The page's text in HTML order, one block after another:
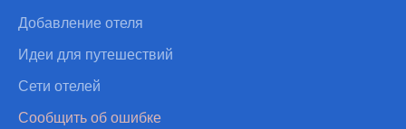
Добавление отеля
Идеи для путешествий
Сети отелей
Сообщить об ошибке